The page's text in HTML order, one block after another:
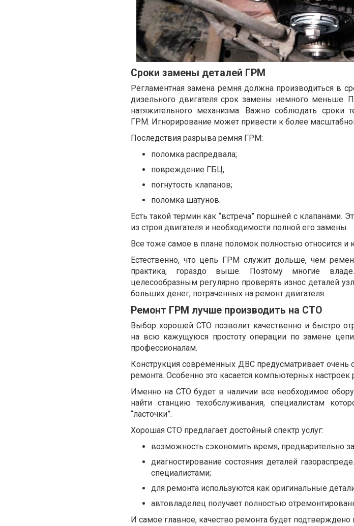
Сроки замены деталей ГРМ
Регламентная замена ремня должна производиться в
дизельного двигателя срок замены немного
натяжительного механизма. Важно соблюдать сроки
ГРМ. Игнорирование может привести к более
Последствия разрыва ремня ГРМ:
поломка распредвала;
повреждение ГБЦ;
погнутость клапанов;
поломка шатунов.
Есть такой термин как “встреча” поршней с клапанами.
из строя двигателя и необходимости полной его замены.
Все тоже самое в плане поломок полностью относится и
Естественно, что цепь ГРМ служит дольше, чем
практика, гораздо выше. Поэтому многие
целесообразным регулярно проверять износ деталей
больших денег, потраченных на ремонт двигателя.
Ремонт ГРМ лучше производить на СТО
Выбор хорошей СТО позволит качественно и быстро
на всю кажущуюся простоту операции по замене
профессионалам.
Конструкция современных ДВС предусматривает
ремонта. Особенно это касается компьютерных настроек
Именно на СТО будет в наличии все необходимое
найти станцию техобслуживания, специалистам
“ласточки”.
Хорошая СТО предлагает достойный спектр услуг:
возможность сэкономить время, предварительно
диагностирование состояния деталей
специалистами;
для ремонта используются как оригинальные
автовладелец получает полностью
И самое главное, качество ремонта будет подтверждено